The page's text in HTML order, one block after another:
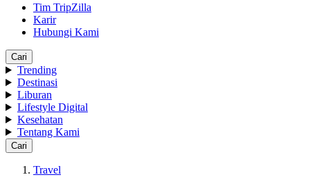
Tim TripZilla
Karir
Hubungi Kami
Cari
Trending
Destinasi
Liburan
Lifestyle Digital
Kesehatan
Tentang Kami
Cari
Travel